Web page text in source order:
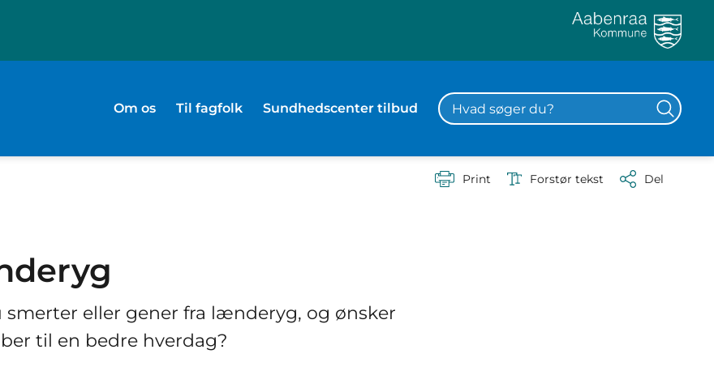
Om os Til fagfolk Sundhedscenter tilbud
Print Forstør tekst Del
smerter eller gener fra lænderyg, og ønsker
til en bedre hverdag?